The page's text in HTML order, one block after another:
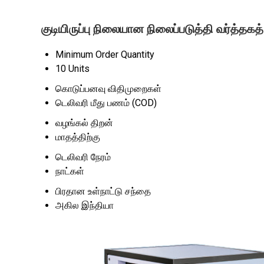
குடியிருப்பு நிலையான நிலைப்படுத்தி
Minimum Order Quantity
10 Units
கொடுப்பனவு விதிமுறைகள்
டெலிவரி மீது பணம் (COD)
வழங்கல் திறன்
மாதத்திற்கு
டெலிவரி நேரம்
நாட்கள்
பிரதான உள்நாட்டு சந்தை
அகில இந்தியா